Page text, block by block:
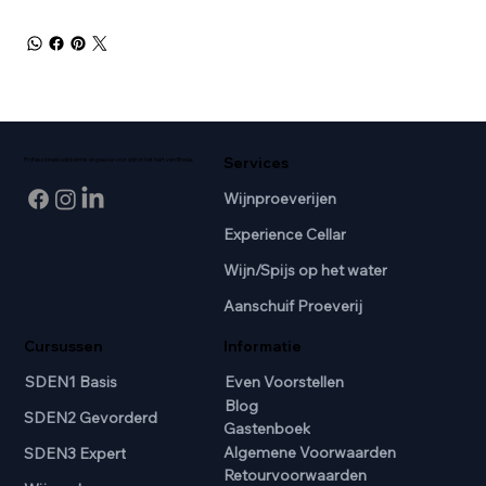
Professionele wijnkennis en passie voor wijn in het hart van Breda.
Cursussen
SDEN1 Basis
SDEN2 Gevorderd
SDEN3 Expert
Services
Wijnproeverijen
Experience Cellar
Wijn/Spijs op het water
Aanschuif Proeverij
Informatie
Even Voorstellen
Blog
Gastenboek
Algemene Voorwaarden
Retourvoorwaarden